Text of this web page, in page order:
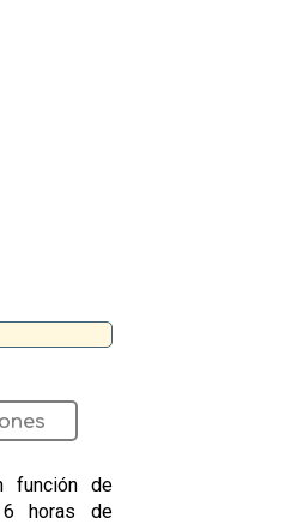
función de
6 horas de